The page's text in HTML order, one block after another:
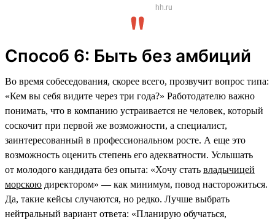
hh.ru
Способ 6: Быть без амбиций
Во время собеседования, скорее всего, прозвучит вопрос типа:
«Кем вы себя видите через три года?» Работодателю важно
понимать, что в компанию устраивается не человек, который
соскочит при первой же возможности, а специалист,
заинтересованный в профессиональном росте. А еще это
возможность оценить степень его адекватности. Услышать
от молодого кандидата без опыта: «Хочу стать владычицей
морскою директором» — как минимум, повод насторожиться.
Да, такие кейсы случаются, но редко. Лучше выбрать
нейтральный вариант ответа: «Планирую обучаться,